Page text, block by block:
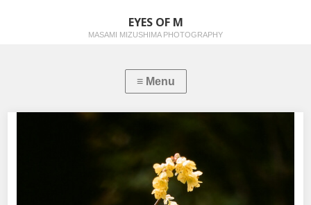
EYES OF M
MASAMI MIZUSHIMA PHOTOGRAPHY